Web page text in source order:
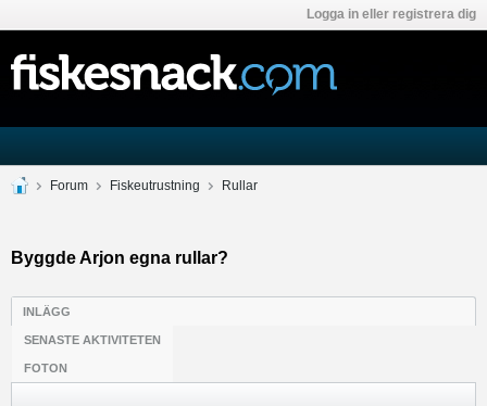
Logga in eller registrera dig
Forum Fiskeutrustning Rullar
Byggde Arjon egna rullar?
INLÄGG
SENASTE AKTIVITETEN
FOTON